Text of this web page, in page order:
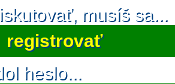
musíš sa...
registrovať
heslo...